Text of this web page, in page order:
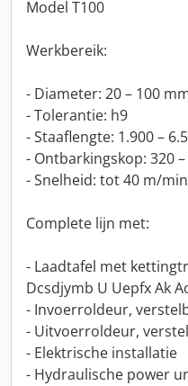
Model T100
Werkbereik:
- Diameter: 20 – 100
- Tolerantie: h9
- Staaflengte: 1.900 –
- Ontbarkingskop: 320
- Snelheid: tot 40 m/min
Complete lijn met:
- Laadtafel met
Dcsdjymb U Uepfx Ak
- Invoerroldeur,
- Uitvoerroldeur,
- Elektrische installatie
- Hydraulische power